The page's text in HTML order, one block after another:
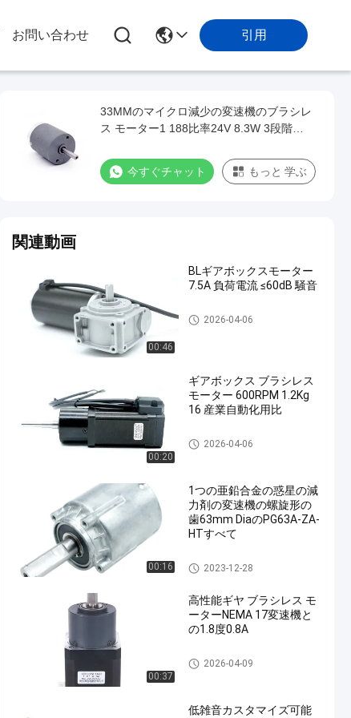
お問い合わせ 引用
33MMのマイクロ減少の変速機のブラシレ
ス モーター1 188比率24V 8.3W 3段階
今すぐチャット もっと 学ぶ
関連動画
00:46
BLギアボックスモーター
7.5A 負荷電流 ≤60dB 騒音
変速機のブラシレス モーター
2026-04-06
00:20
ギアボックス ブラシレス
モーター 600RPM 1.2Kg
16 産業自動化用比
変速機のブラシレス モーター
2026-04-06
00:16
1つの亜鉛合金の惑星の減
力剤の変速機の螺旋形の
歯63mm DiaのPG63A-ZA-
HTすべて
惑星の減力剤の変速機
2023-12-28
00:37
高性能ギヤ ブラシレス モ
ーターNEMA 17変速機と
の1.8度0.8A
変速機のブラシレス モーター
2026-04-09
低雑音カスタマイズ可能